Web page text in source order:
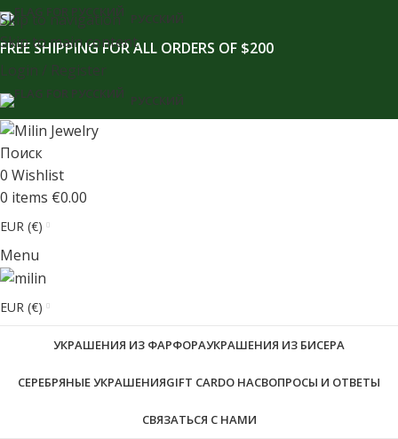
содержимому
Skip to navigation
Skip to main content
РУССКИЙ
FREE SHIPPING FOR ALL ORDERS OF $200
Login / Register
РУССКИЙ
Поиск
0 Wishlist
0 items €0.00
EUR (€)
Menu
EUR (€)
УКРАШЕНИЯ ИЗ ФАРФОРАУКРАШЕНИЯ ИЗ БИСЕРА
СЕРЕБРЯНЫЕ УКРАШЕНИЯGIFT CARDО НАСВОПРОСЫ И ОТВЕТЫ
СВЯЗАТЬСЯ С НАМИ